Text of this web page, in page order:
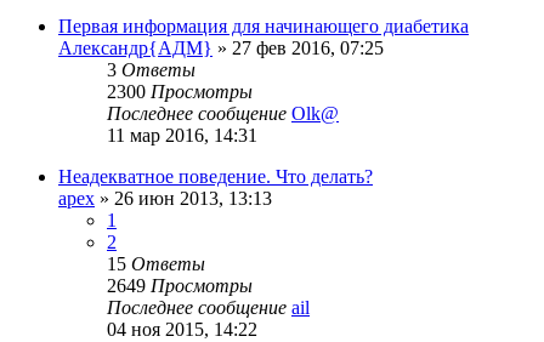
Первая информация для начинающего диабетика
Александр{АДМ} » 27 фев 2016, 07:25
3 Ответы
2300 Просмотры
Последнее сообщение Olk@
11 мар 2016, 14:31
Неадекватное поведение. Что делать?
apex » 26 июн 2013, 13:13
1
2
15 Ответы
2649 Просмотры
Последнее сообщение ail
04 ноя 2015, 14:22